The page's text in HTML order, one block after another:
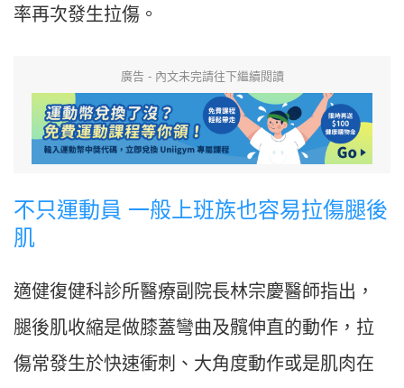
率再次發生拉傷。
廣告 - 內文未完請往下繼續閱讀
不只運動員 一般上班族也容易拉傷腿後
肌
適健復健科診所醫療副院長林宗慶醫師指出，
腿後肌收縮是做膝蓋彎曲及髖伸直的動作，拉
傷常發生於快速衝刺、大角度動作或是肌肉在